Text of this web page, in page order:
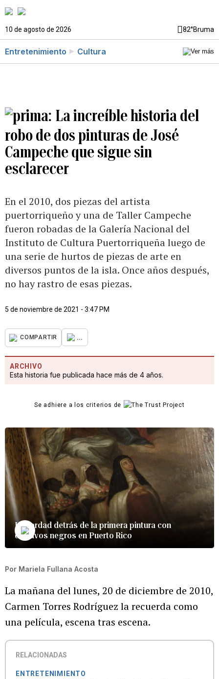
10 de agosto de 2026 82°Bruma
Entretenimiento Cultura
La increíble historia del
robo de dos pinturas de José
Campeche que sigue sin
esclarecer
En el 2010, dos piezas del artista
puertorriqueño y una de Taller Campeche
fueron robadas de la Galería Nacional del
Instituto de Cultura Puertorriqueña luego de
una serie de hurtos de piezas de arte en
diversos puntos de la isla. Once años después,
no hay rastro de esas piezas.
5 de noviembre de 2021 - 3:47 PM
COMPARTIR ...
ARCHIVO
Esta historia fue publicada hace más de 4 años.
Se adhiere a los criterios de
La verdad detrás de la primera pintura con
esclavos negros en Puerto Rico
Por Mariela Fullana Acosta
La mañana del lunes, 20 de diciembre de 2010,
Carmen Torres Rodríguez la recuerda como
una película, escena tras escena.
RELACIONADAS
ENTRETENIMIENTO